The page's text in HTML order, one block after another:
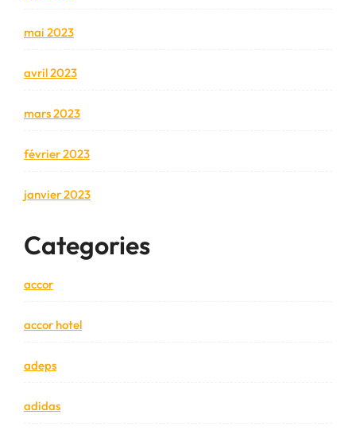
mai 2023
avril 2023
mars 2023
février 2023
janvier 2023
Categories
accor
accor hotel
adeps
adidas